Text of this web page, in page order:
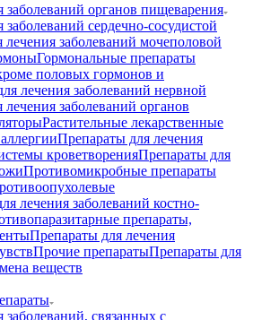
заболеваний органов пищеварения
сердечно-сосудистой
заболеваний мочеполовой
Гормональные препараты
половых гормонов и
лечения заболеваний нервной
заболеваний органов
Растительные лекарственные
Препараты для лечения
кроветворенияПрепараты для
Противомикробные препараты
лечения заболеваний костно-
препараты,
Препараты для лечения
Прочие препаратыПрепараты для
веществ
связанных с